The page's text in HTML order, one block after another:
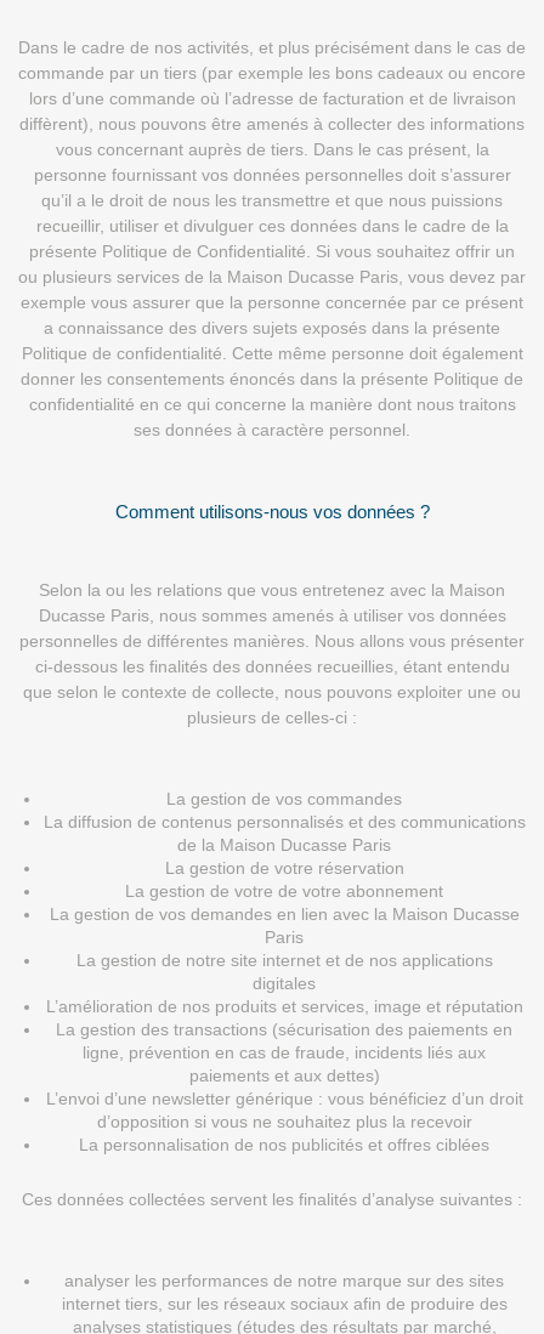
Dans le cadre de nos activités, et plus précisément dans le cas de
commande par un tiers (par exemple les bons cadeaux ou encore
lors d’une commande où l’adresse de facturation et de livraison
diffèrent), nous pouvons être amenés à collecter des informations
vous concernant auprès de tiers. Dans le cas présent, la
personne fournissant vos données personnelles doit s’assurer
qu’il a le droit de nous les transmettre et que nous puissions
recueillir, utiliser et divulguer ces données dans le cadre de la
présente Politique de Confidentialité. Si vous souhaitez offrir un
ou plusieurs services de la Maison Ducasse Paris, vous devez par
exemple vous assurer que la personne concernée par ce présent
a connaissance des divers sujets exposés dans la présente
Politique de confidentialité. Cette même personne doit également
donner les consentements énoncés dans la présente Politique de
confidentialité en ce qui concerne la manière dont nous traitons
ses données à caractère personnel.
Comment utilisons-nous vos données ?
Selon la ou les relations que vous entretenez avec la Maison
Ducasse Paris, nous sommes amenés à utiliser vos données
personnelles de différentes manières. Nous allons vous présenter
ci-dessous les finalités des données recueillies, étant entendu
que selon le contexte de collecte, nous pouvons exploiter une ou
plusieurs de celles-ci :
La gestion de vos commandes
La diffusion de contenus personnalisés et des communications
de la Maison Ducasse Paris
La gestion de votre réservation
La gestion de votre de votre abonnement
La gestion de vos demandes en lien avec la Maison Ducasse
Paris
La gestion de notre site internet et de nos applications
digitales
L’amélioration de nos produits et services, image et réputation
La gestion des transactions (sécurisation des paiements en
ligne, prévention en cas de fraude, incidents liés aux
paiements et aux dettes)
L’envoi d’une newsletter générique : vous bénéficiez d’un droit
d’opposition si vous ne souhaitez plus la recevoir
La personnalisation de nos publicités et offres ciblées
Ces données collectées servent les finalités d’analyse suivantes :
analyser les performances de notre marque sur des sites
internet tiers, sur les réseaux sociaux afin de produire des
analyses statistiques (études des résultats par marché,